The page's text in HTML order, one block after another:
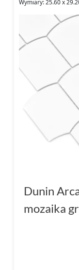
Wymiary: 25.60 x
Dunin
mozaika